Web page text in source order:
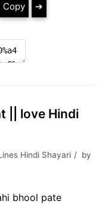
Copy ➔
|| love Hindi
Hindi Shayari
by
bhool pate